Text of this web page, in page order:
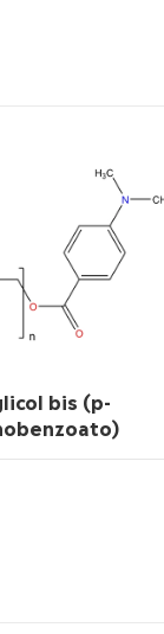
bis (p-